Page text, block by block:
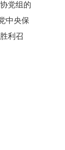
党组的
中央保
利召